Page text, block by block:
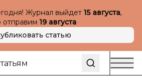
Журнал выйдет 15 августа,
отправим 19 августа
статью